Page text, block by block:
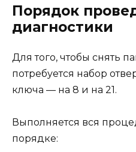
Порядок
диагностики
Для того, чтобы снять
потребуется набор
ключа — на 8 и на 21.
Выполняется вся
порядке: